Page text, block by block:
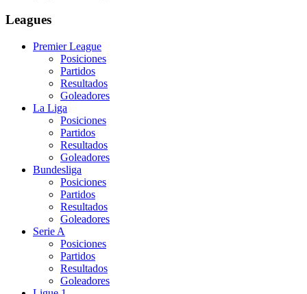
Leagues
Premier League
Posiciones
Partidos
Resultados
Goleadores
La Liga
Posiciones
Partidos
Resultados
Goleadores
Bundesliga
Posiciones
Partidos
Resultados
Goleadores
Serie A
Posiciones
Partidos
Resultados
Goleadores